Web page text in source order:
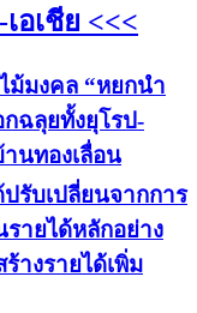
อเชีย <<<
ม้มงคล “หยกนำ
ฉลุยทั้งยุโรป-
านทองเลื่อน
รับเปลี่ยนจากการ
รายได้หลักอย่าง
างรายได้เพิ่ม